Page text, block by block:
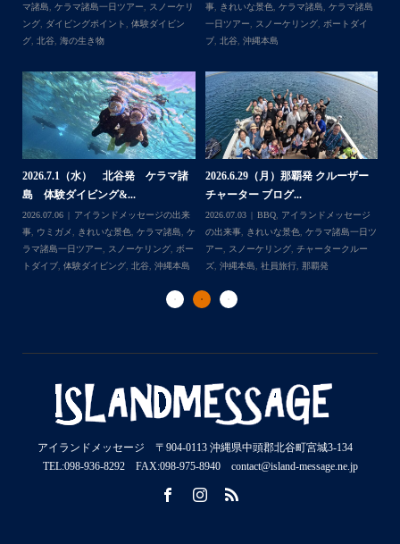
事,ウミガメ,きれいな景色,ケラマ諸島, ケ
ラマ諸島一日ツアー, スノーケリング,ナガ
ンヌ島,ボートダイブ
ラマ諸島一日ツアー,スノーケリング,ダイ
ビングポイント, 体験ダイビング, 北谷
2026.6.17（水）北谷発 クルーザー
チャーター ブログ...
2026.06.17 BBQ,アイランドメッセージ
の出来事,きれいな景色 ,チャータークルー
ズ ,ナガンヌ島,北谷,社員旅行
2026.6.12（金） 北谷発 ケラマ諸
島 シュノーケリン...
2026.06.14
アイランドメッセージの出来
事,ウミガメ,きれいな景色,ケラマ諸島,
ラマ諸島一日ツアー
アイランドメッセージ 〒904-0113 沖縄県中頭郡北谷町宮城3-134
TEL:098-936-8292 FAX:098-975-8940 contact@island-message.ne.jp